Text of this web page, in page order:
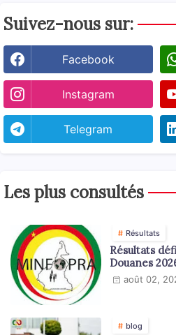
Suivez-nous sur:
Facebook
Instagram
Telegram
Les plus consultés
Résultats
Résultats
Douanes
août 02,
blog